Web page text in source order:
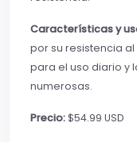
Características y
por su resistencia
para el uso diario y
numerosas.
Precio:$54.99 USD